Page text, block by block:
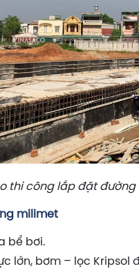
thi công lắp đặt đường
milimet
bể bơi.
lớn, bơm – lọc Kripsol